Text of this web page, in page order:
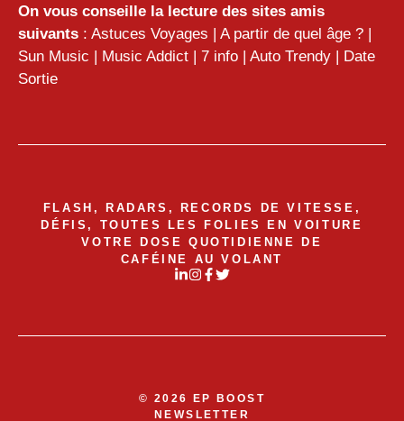
On vous conseille la lecture des sites amis
suivants : Astuces Voyages | A partir de quel âge ? |
Sun Music | Music Addict | 7 info | Auto Trendy | Date
Sortie
FLASH, RADARS, RECORDS DE VITESSE,
DÉFIS, TOUTES LES FOLIES EN VOITURE
VOTRE DOSE QUOTIDIENNE DE
CAFÉINE AU VOLANT
© 2026 EP BOOST
NEWSLETTER